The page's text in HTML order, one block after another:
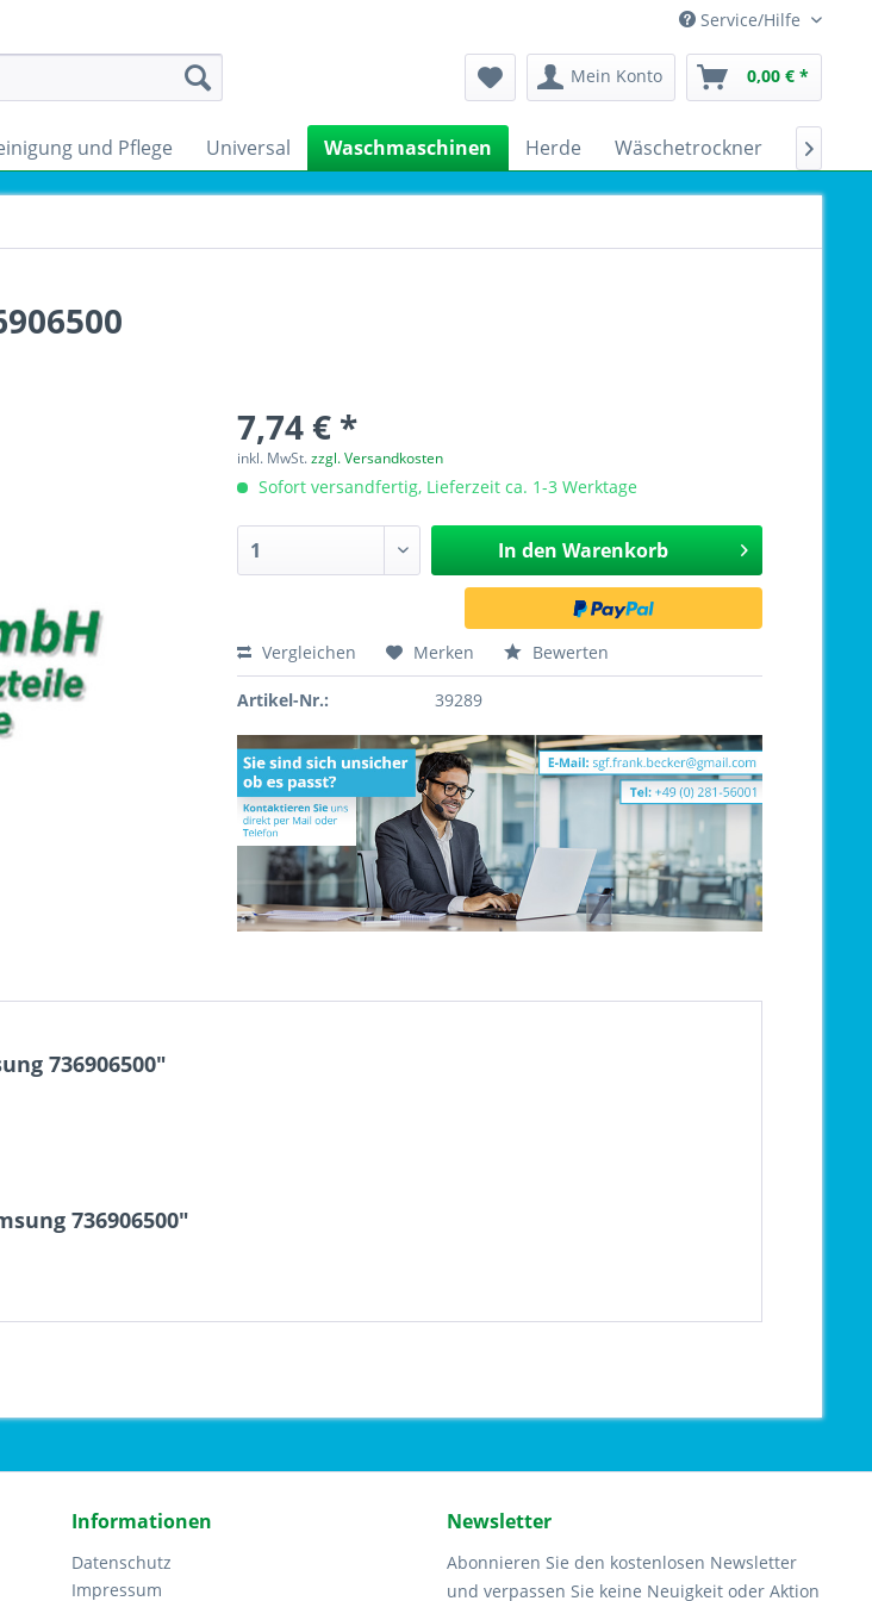
Service/Hilfe
Mein Konto 0,00 € *
und Pflege Universal Waschmaschinen Herde Wäschetrockner 
7,74 € *
inkl. MwSt.zzgl. Versandkosten
Sofort versandfertig, Lieferzeit ca. 1-3 Werktage
In den Warenkorb
Vergleichen Merken Bewerten
Artikel-Nr.: 39289
736906500"
736906500"
Informationen
Datenschutz
Impressum
Newsletter
Abonnieren Sie den kostenlosen Newsletter
und verpassen Sie keine Neuigkeit oder Aktion